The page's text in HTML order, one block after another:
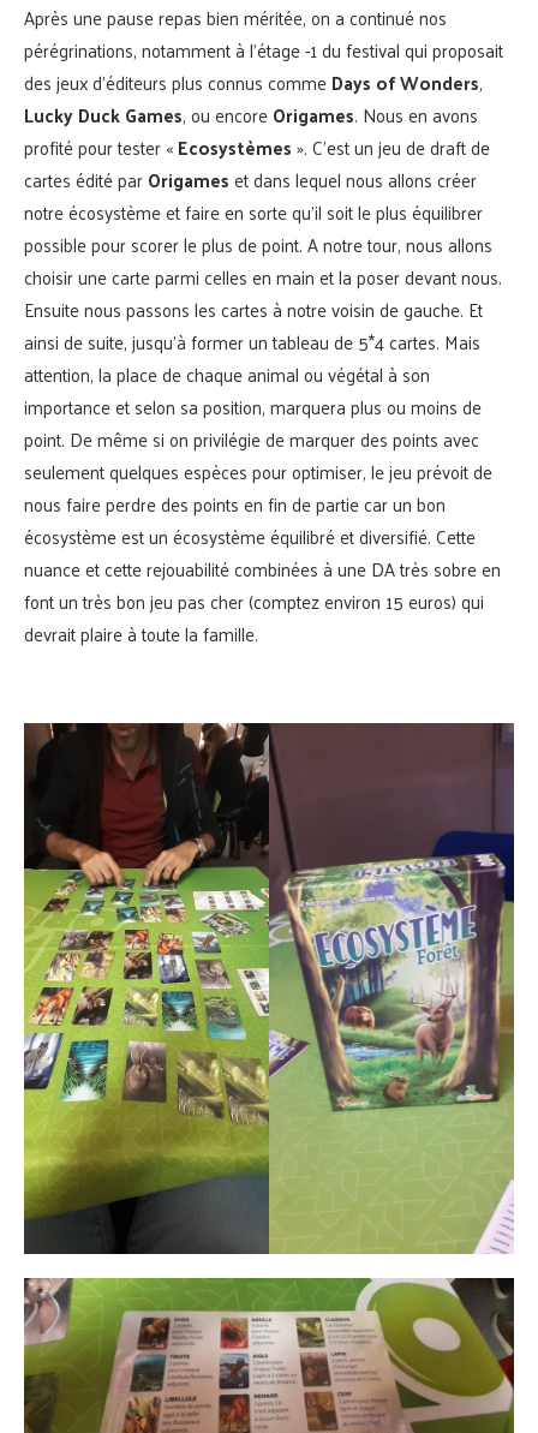
Après une pause repas bien méritée, on a continué nos
pérégrinations, notamment à l’étage -1 du festival qui proposait
des jeux d’éditeurs plus connus commeDays of Wonders,
Lucky Duck Games, ou encoreOrigames. Nous en avons
profité pour tester «Ecosystèmes». C’est un jeu de draft de
cartes édité parOrigameset dans lequel nous allons créer
notre écosystème et faire en sorte qu’il soit le plus équilibrer
possible pour scorer le plus de point. A notre tour, nous allons
choisir une carte parmi celles en main et la poser devant nous.
Ensuite nous passons les cartes à notre voisin de gauche. Et
ainsi de suite, jusqu’à former un tableau de 5*4 cartes. Mais
attention, la place de chaque animal ou végétal à son
importance et selon sa position, marquera plus ou moins de
point. De même si on privilégie de marquer des points avec
seulement quelques espèces pour optimiser, le jeu prévoit de
nous faire perdre des points en fin de partie car un bon
écosystème est un écosystème équilibré et diversifié. Cette
nuance et cette rejouabilité combinées à une DA très sobre en
font un très bon jeu pas cher (comptez environ 15 euros) qui
devrait plaire à toute la famille.